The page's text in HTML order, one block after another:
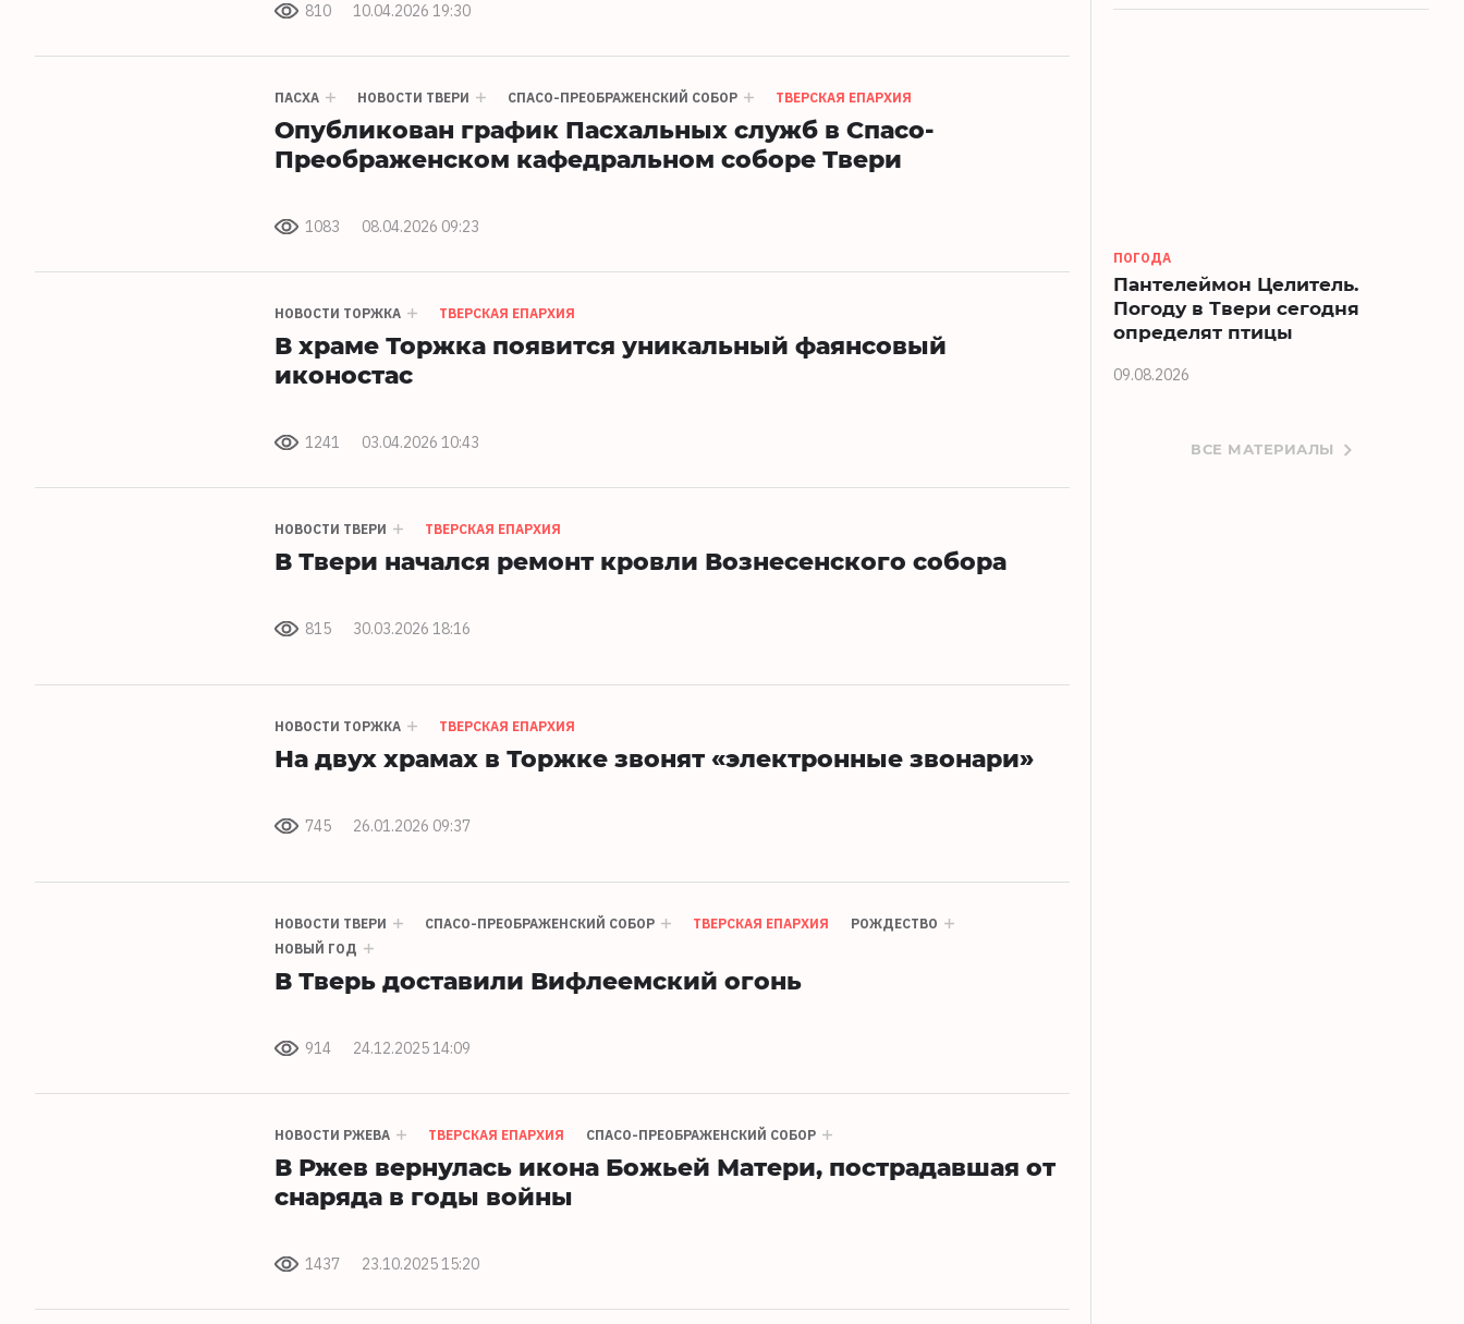
810 10.04.2026 19:30
ПАСХА НОВОСТИ ТВЕРИ СПАСО-ПРЕОБРАЖЕНСКИЙ СОБОР ТВЕРСКАЯ ЕПАРХИЯ
Опубликован график Пасхальных служб в Спасо-
Преображенском кафедральном соборе Твери
1083 08.04.2026 09:23
НОВОСТИ ТОРЖКА ТВЕРСКАЯ ЕПАРХИЯ
В храме Торжка появится уникальный фаянсовый
иконостас
1241 03.04.2026 10:43
НОВОСТИ ТВЕРИ ТВЕРСКАЯ ЕПАРХИЯ
В Твери начался ремонт кровли Вознесенского собора
815 30.03.2026 18:16
НОВОСТИ ТОРЖКА ТВЕРСКАЯ ЕПАРХИЯ
На двух храмах в Торжке звонят «электронные звонари»
745 26.01.2026 09:37
НОВОСТИ ТВЕРИ СПАСО-ПРЕОБРАЖЕНСКИЙ СОБОР ТВЕРСКАЯ ЕПАРХИЯ
РОЖДЕСТВО
НОВЫЙ ГОД
В Тверь доставили Вифлеемский огонь
914 24.12.2025 14:09
НОВОСТИ РЖЕВА ТВЕРСКАЯ ЕПАРХИЯ СПАСО-ПРЕОБРАЖЕНСКИЙ СОБОР
В Ржев вернулась икона Божьей Матери, пострадавшая от
снаряда в годы войны
1437 23.10.2025 15:20
ПОГОДА
Пантелеймон Целитель.
Погоду в Твери сегодня
определят птицы
09.08.2026
ВСЕ МАТЕРИАЛЫ